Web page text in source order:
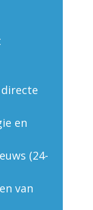
en
(24-
van